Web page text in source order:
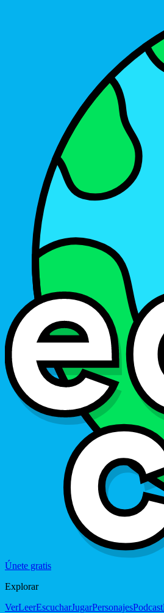
Únete gratis
Explorar
VerLeerEscucharJugarPersonajesPodcast